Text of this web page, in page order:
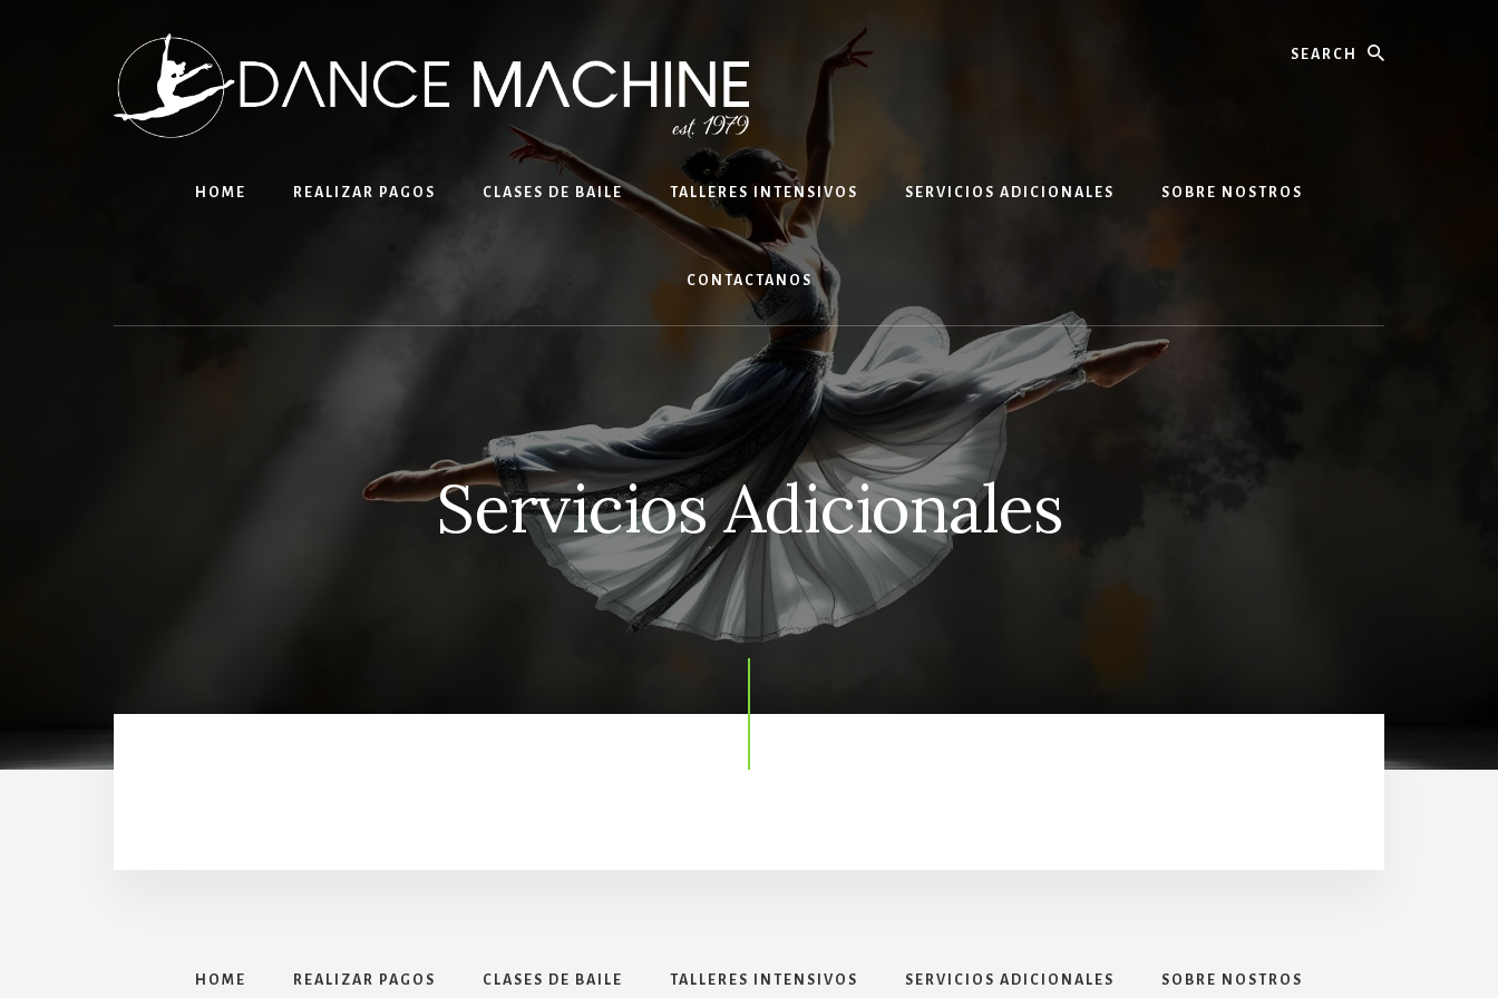
HOME REALIZAR PAGOS CLASES DE BAILE TALLERES INTENSIVOS SERVICIOS ADICIONALES SOBRE NOSTROS
CONTACTANOS
Servicios Adicionales
HOME REALIZAR PAGOS CLASES DE BAILE TALLERES INTENSIVOS SERVICIOS ADICIONALES SOBRE NOSTROS